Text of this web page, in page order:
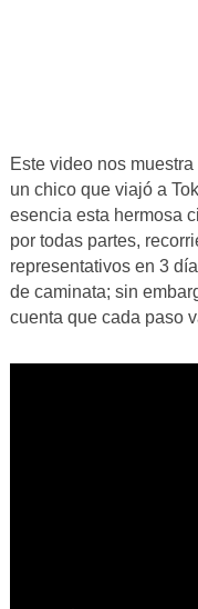
Este video nos
un chico que viajó a
esencia esta hermosa
por todas partes,
representativos en 3
de caminata; sin
cuenta que cada paso